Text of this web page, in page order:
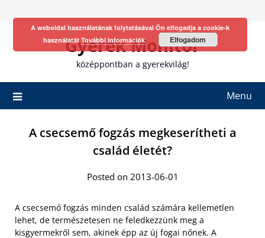
Gyerek Monitor
középpontban a gyerekvilág!
Menu
A csecsemő fogzás megkeserítheti a
család életét?
Posted on 2013-06-01
A csecsemő fogzás minden család számára kellemetlen
lehet, de természetesen ne feledkezzünk meg a
kisgyermekről sem, akinek épp az új fogai nőnek. A
A weboldal használatának folytatásával Ön elfogadja a cookie-k
használatát További információk Elfogadom